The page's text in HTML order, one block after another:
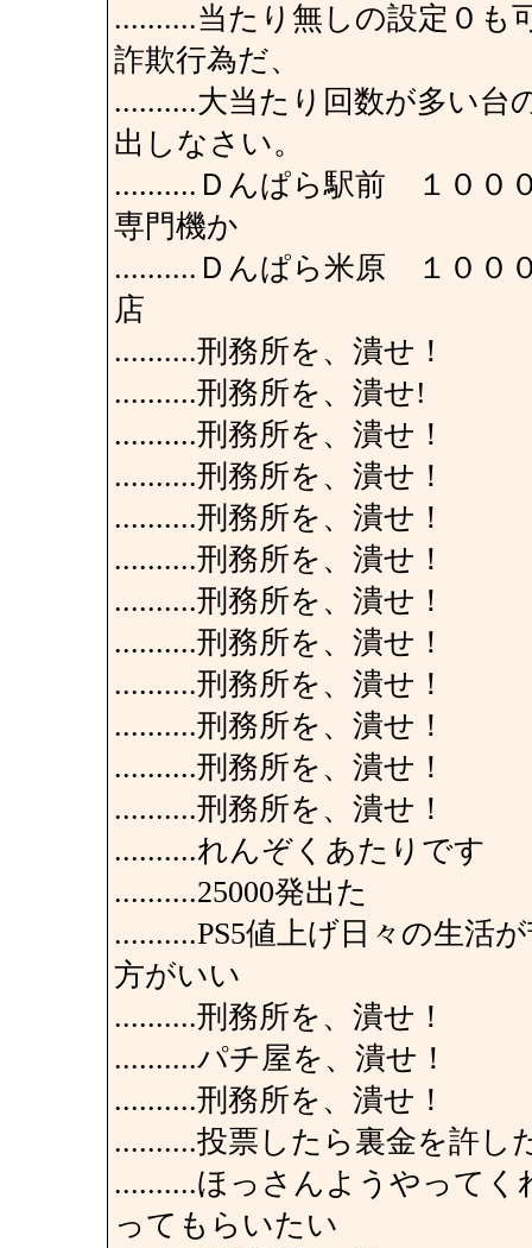
..........当たり無しの設定０
詐欺行為だ、
..........大当たり回数が多い台
出しなさい。
..........Ｄんぱら駅前 １００
専門機か
..........Ｄんぱら米原 １００
店
..........刑務所を、潰せ！
..........刑務所を、潰せ!
..........刑務所を、潰せ！
..........刑務所を、潰せ！
..........刑務所を、潰せ！
..........刑務所を、潰せ！
..........刑務所を、潰せ！
..........刑務所を、潰せ！
..........刑務所を、潰せ！
..........刑務所を、潰せ！
..........刑務所を、潰せ！
..........刑務所を、潰せ！
..........れんぞくあたりです
..........25000発出た
..........PS5値上げ日々の生活
方がいい
..........刑務所を、潰せ！
..........パチ屋を、潰せ！
..........刑務所を、潰せ！
..........投票したら裏金を許し
..........ほっさんようやって
ってもらいたい